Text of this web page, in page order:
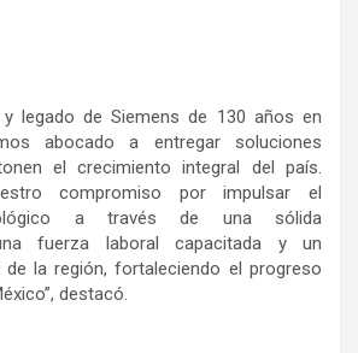
y legado de Siemens de 130 años en
abocado a entregar soluciones
el crecimiento integral del país.
compromiso por impulsar el
a través de una sólida
fuerza laboral capacitada y un
de la región, fortaleciendo el progreso
destacó.